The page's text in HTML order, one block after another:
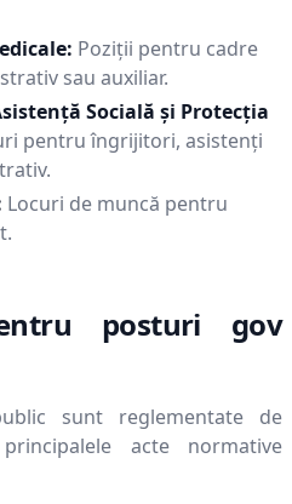
Poziții pentru cadre
sau auxiliar.
Socială și Protecția
pentru îngrijitori, asistenți
Locuri de muncă pentru
posturi gov
sunt reglementate de
acte normative